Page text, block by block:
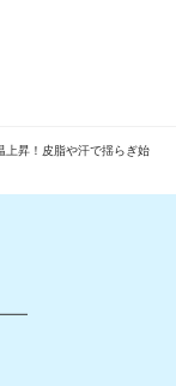
上昇！皮脂や汗で揺らぎ始